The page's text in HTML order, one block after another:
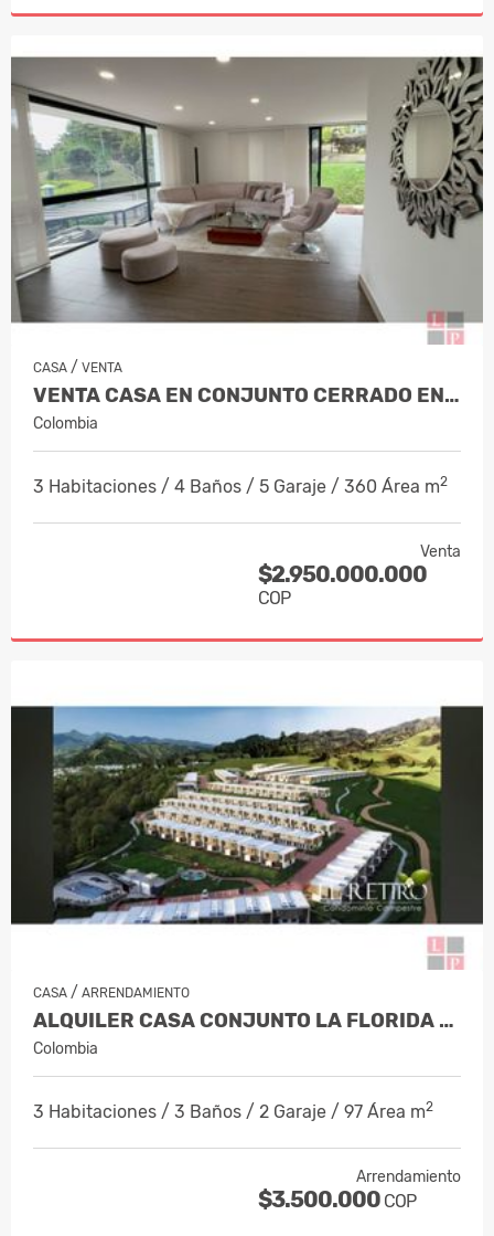
CASA / VENTA
VENTA CASA EN CONJUNTO CERRADO EN EL…
Colombia
3 Habitaciones / 4 Baños / 5 Garaje / 360 Área m2
Venta
$2.950.000.000
COP
CASA / ARRENDAMIENTO
ALQUILER CASA CONJUNTO LA FLORIDA VILL…
Colombia
3 Habitaciones / 3 Baños / 2 Garaje / 97 Área m2
Arrendamiento
$3.500.000 COP